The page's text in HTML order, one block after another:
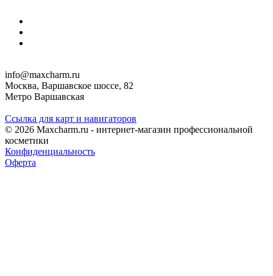
info@maxcharm.ru
Москва, Варшавское шоссе, 82
Метро Варшавская
Ссылка для карт и навигаторов
© 2026 Maxcharm.ru - интернет-магазин профессиональной
косметики
Конфиденциальность
Оферта